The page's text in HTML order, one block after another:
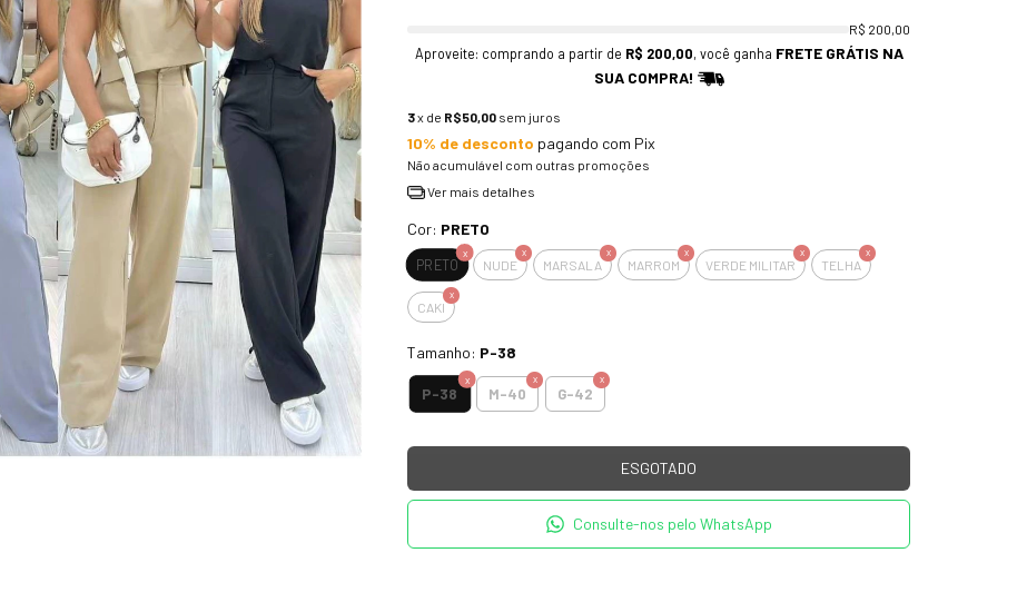
R$ 200,00
Aproveite: comprando a partir de R$ 200,00, você ganha FRETE GRÁTIS NA
SUA COMPRA!
3x de R$50,00 sem juros
10% de desconto pagando com Pix
Não acumulável com outras promoções
Ver mais detalhes
Cor: PRETO
PRETO NUDE MARSALA MARROM VERDE MILITAR TELHA
CAKI
Tamanho: P-38
P-38 M-40 G-42
Consulte-nos pelo WhatsApp